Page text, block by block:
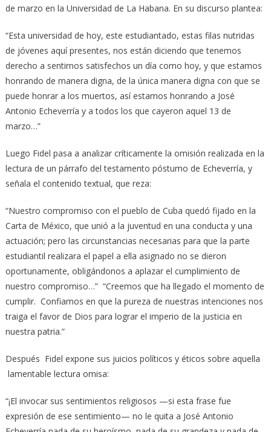
de marzo en la Universidad de La Habana. En su discurso plantea:
“Esta universidad de hoy, este estudiantado, estas filas nutridas
de jóvenes aquí presentes, nos están diciendo que tenemos
derecho a sentirnos satisfechos un día como hoy, y que estamos
honrando de manera digna, de la única manera digna con que se
puede honrar a los muertos, así estamos honrando a José
Antonio Echeverría y a todos los que cayeron aquel 13 de
marzo…”
Luego Fidel pasa a analizar críticamente la omisión realizada en la
lectura de un párrafo del testamento póstumo de Echeverría, y
señala el contenido textual, que reza:
“Nuestro compromiso con el pueblo de Cuba quedó fijado en la
Carta de México, que unió a la juventud en una conducta y una
actuación; pero las circunstancias necesarias para que la parte
estudiantil realizara el papel a ella asignado no se dieron
oportunamente, obligándonos a aplazar el cumplimiento de
nuestro compromiso…” “Creemos que ha llegado el momento de
cumplir. Confiamos en que la pureza de nuestras intenciones nos
traiga el favor de Dios para lograr el imperio de la justicia en
nuestra patria.”
Después Fidel expone sus juicios políticos y éticos sobre aquella
lamentable lectura omisa:
“¡El invocar sus sentimientos religiosos —si esta frase fue
expresión de ese sentimiento— no le quita a José Antonio